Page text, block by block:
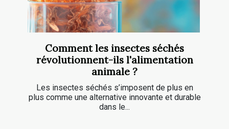
Comment les insectes séchés
révolutionnent-ils l'alimentation
animale ?
Les insectes séchés s’imposent de plus en
plus comme une alternative innovante et durable
dans le...